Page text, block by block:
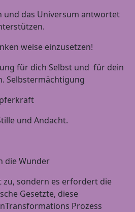
und das Universum antwortet
weise einzusetzen!
für dich Selbst und für dein
Selbstermächtigung
und Andacht.
die Wunder
zu, sondern es erfordert die
Gesetzte, diese
Prozess